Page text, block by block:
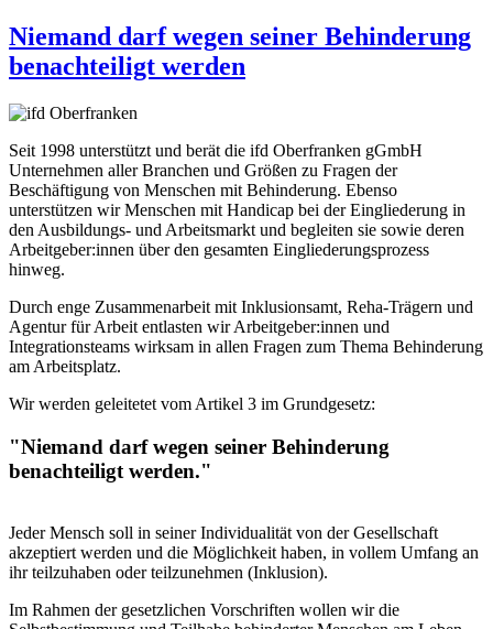
Niemand darf wegen seiner Behinderung
benachteiligt werden
Seit 1998 unterstützt und berät die ifd Oberfranken gGmbH
Unternehmen aller Branchen und Größen zu Fragen der
Beschäftigung von Menschen mit Behinderung. Ebenso
unterstützen wir Menschen mit Handicap bei der Eingliederung in
den Ausbildungs- und Arbeitsmarkt und begleiten sie sowie deren
Arbeitgeber:innen über den gesamten Eingliederungsprozess
hinweg.
Durch enge Zusammenarbeit mit Inklusionsamt, Reha-Trägern und
Agentur für Arbeit entlasten wir Arbeitgeber:innen und
Integrationsteams wirksam in allen Fragen zum Thema Behinderung
am Arbeitsplatz.
Wir werden geleitetet vom Artikel 3 im Grundgesetz:
"Niemand darf wegen seiner Behinderung
benachteiligt werden."
Jeder Mensch soll in seiner Individualität von der Gesellschaft
akzeptiert werden und die Möglichkeit haben, in vollem Umfang an
ihr teilzuhaben oder teilzunehmen (Inklusion).
Im Rahmen der gesetzlichen Vorschriften wollen wir die